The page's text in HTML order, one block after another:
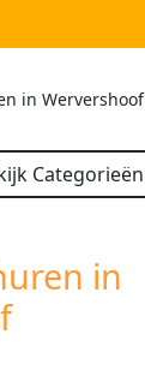
in Wervershoof
Categorieën
in